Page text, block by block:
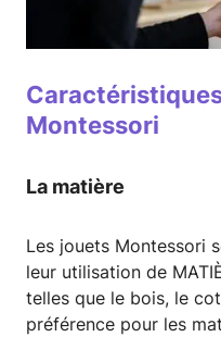
Montessori
La matière
Les jouets Montessori
leur utilisation de
telles que le bois, le
préférence pour les